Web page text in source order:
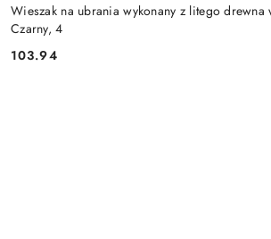
Wieszak na ubrania wykonany z litego drewna
Czarny, 4
Cena:
103.94